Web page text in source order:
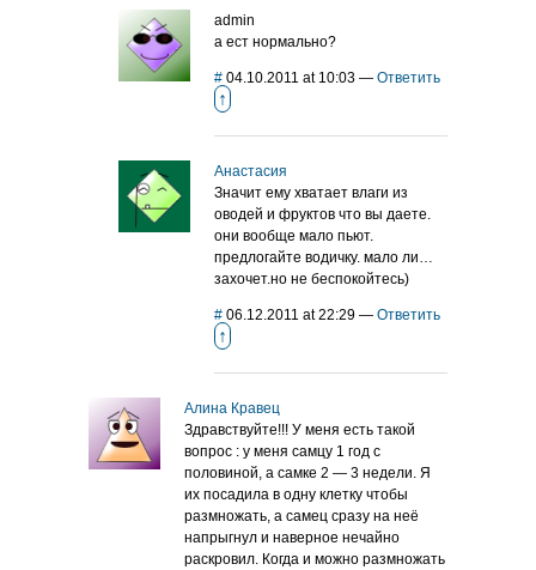
admin
а ест нормально?
# 04.10.2011 at 10:03 — Ответить
↑
Анастасия
Значит ему хватает влаги из
оводей и фруктов что вы даете.
они вообще мало пьют.
предлогайте водичку. мало ли…
захочет.но не беспокойтесь)
# 06.12.2011 at 22:29 — Ответить
↑
Алина Кравец
Здравствуйте!!! У меня есть такой
вопрос : у меня самцу 1 год с
половиной, а самке 2 — 3 недели. Я
их посадила в одну клетку чтобы
размножать, а самец сразу на неё
напрыгнул и наверное нечайно
раскровил. Когда и можно размножать